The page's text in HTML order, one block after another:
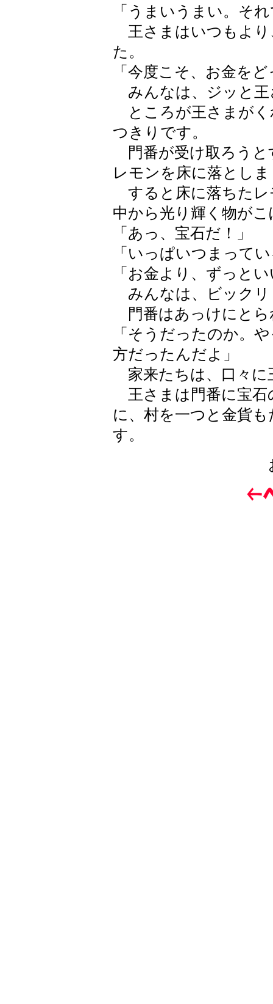
「うまいうまい。そ
王さまはいつもより
た。
「今度こそ、お金を
みんなは、ジッと王
ところが王さまがく
つきりです。
門番が受け取ろうと
レモンを床に落とし
すると床に落ちたレ
中から光り輝く物が
「あっ、宝石だ！」
「いっぱいつまって
「お金より、ずっと
みんなは、ビックリ
門番はあっけにとら
「そうだったのか。
方だったんだよ」
家来たちは、口々に
王さまは門番に宝石
に、村を一つと金貨
す。